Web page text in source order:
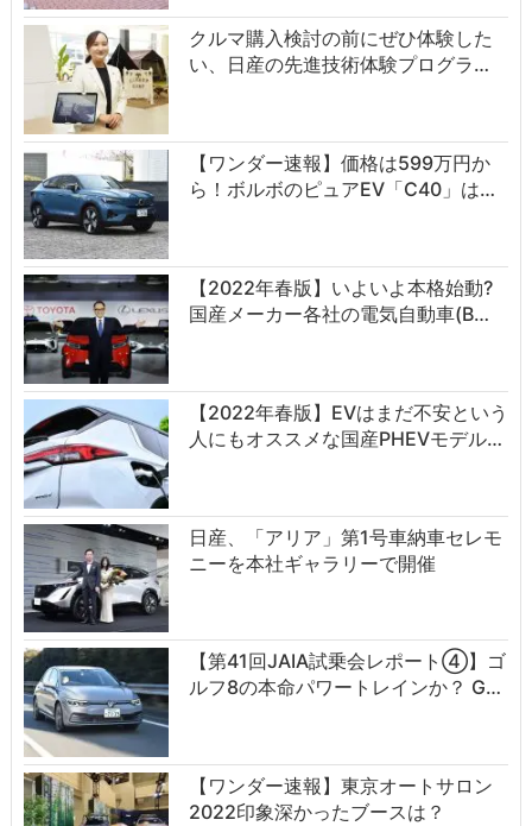
クルマ購入検討の前にぜひ体験した
い、日産の先進技術体験プログラ…
【ワンダー速報】価格は599万円か
ら！ボルボのピュアEV「C40」は…
【2022年春版】いよいよ本格始動?
国産メーカー各社の電気自動車(B…
【2022年春版】EVはまだ不安という
人にもオススメな国産PHEVモデル…
日産、「アリア」第1号車納車セレモ
ニーを本社ギャラリーで開催
【第41回JAIA試乗会レポート④】ゴ
ルフ8の本命パワートレインか？ G…
【ワンダー速報】東京オートサロン
2022印象深かったブースは？